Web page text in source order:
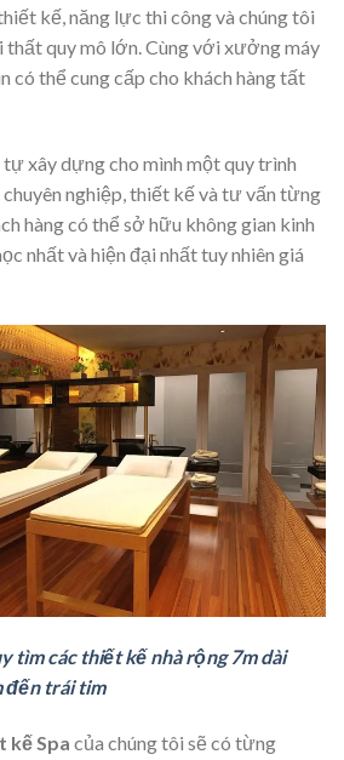
kế, năng lực thi công và chúng tôi
thất quy mô lớn. Cùng với xưởng máy
có thể cung cấp cho khách hàng tất
tự xây dựng cho mình một quy trình
nghiệp, thiết kế và tư vấn từng
hàng có thể sở hữu không gian kinh
nhất và hiện đại nhất tuy nhiên giá
tìm các thiết kế nhà rộng 7m dài
đến trái tim
kế Spa của chúng tôi sẽ có từng